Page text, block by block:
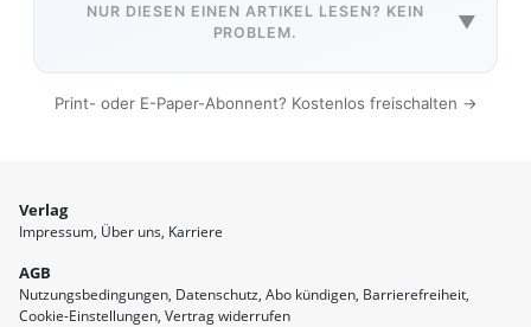
NUR DIESEN EINEN ARTIKEL LESEN? KEIN
PROBLEM.
▼
Print- oder E-Paper-Abonnent? Kostenlos freischalten →
Verlag
Impressum Über uns Karriere
AGB
Nutzungsbedingungen Datenschutz Abo kündigen Barrierefreiheit
Cookie-Einstellungen Vertrag widerrufen